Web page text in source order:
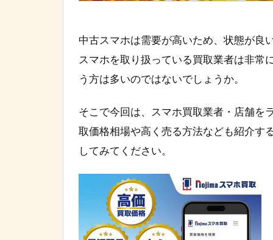
中古スマホは需要が高いため、状態が良
スマホを取り扱っている買取業者は非常
う方は多いのではないでしょうか。
そこで今回は、スマホ買取業者・店舗を
取価格相場や高く売る方法なども紹介す
してみてください。